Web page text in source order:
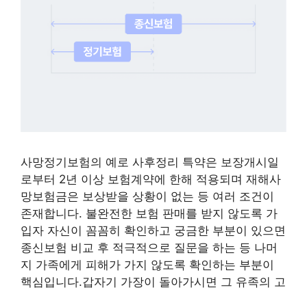
사망정기보험의 예로 사후정리 특약은 보장개시일
로부터 2년 이상 보험계약에 한해 적용되며 재해사
망보험금은 보상받을 상황이 없는 등 여러 조건이
존재합니다. 불완전한 보험 판매를 받지 않도록 가
입자 자신이 꼼꼼히 확인하고 궁금한 부분이 있으면
종신보험 비교 후 적극적으로 질문을 하는 등 나머
지 가족에게 피해가 가지 않도록 확인하는 부분이
핵심입니다.갑자기 가장이 돌아가시면 그 유족의 고